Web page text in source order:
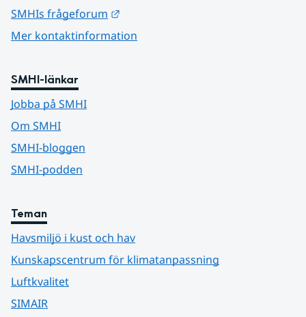
SMHIs frågeforum
Mer kontaktinformation
SMHI-länkar
Jobba på SMHI
Om SMHI
SMHI-bloggen
SMHI-podden
Teman
Havsmiljö i kust och hav
Kunskapscentrum för klimatanpassning
Luftkvalitet
SIMAIR